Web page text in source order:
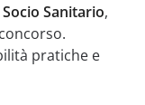
Sanitario,
pratiche e